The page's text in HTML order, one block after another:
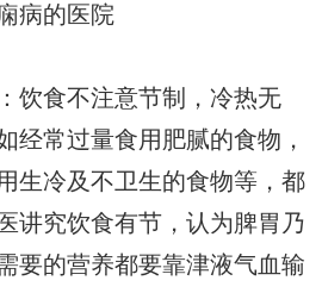
病的医院
饮食不注意节制，冷热无
经常过量食用肥腻的食物，
生冷及不卫生的食物等，都
讲究饮食有节，认为脾胃乃
要的营养都要靠津液气血输